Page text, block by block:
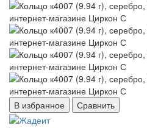
В избранное Сравнить